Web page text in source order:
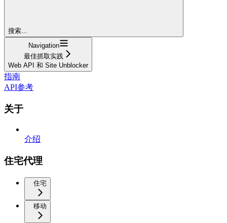
搜索...
Navigation
最佳抓取实践
Web API 和 Site Unblocker
指南
API参考
关于
介绍
住宅代理
住宅
移动